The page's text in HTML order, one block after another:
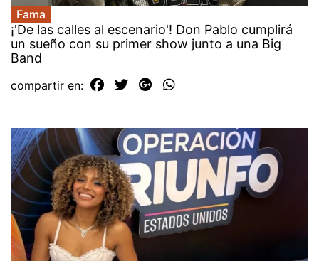
Fama
¡'De las calles al escenario'! Don Pablo cumplirá
un sueño con su primer show junto a una Big
Band
compartir en: